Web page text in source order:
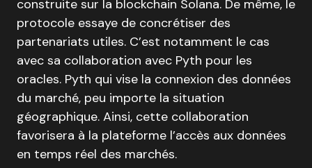
construite sur la blockchain Solana. De même, le
protocole essaye de concrétiser des
partenariats utiles. C’est notamment le cas
avec sa collaboration avec Pyth pour les
oracles. Pyth qui vise la connexion des données
du marché, peu importe la situation
géographique. Ainsi, cette collaboration
favorisera à la plateforme l’accès aux données
en temps réel des marchés.